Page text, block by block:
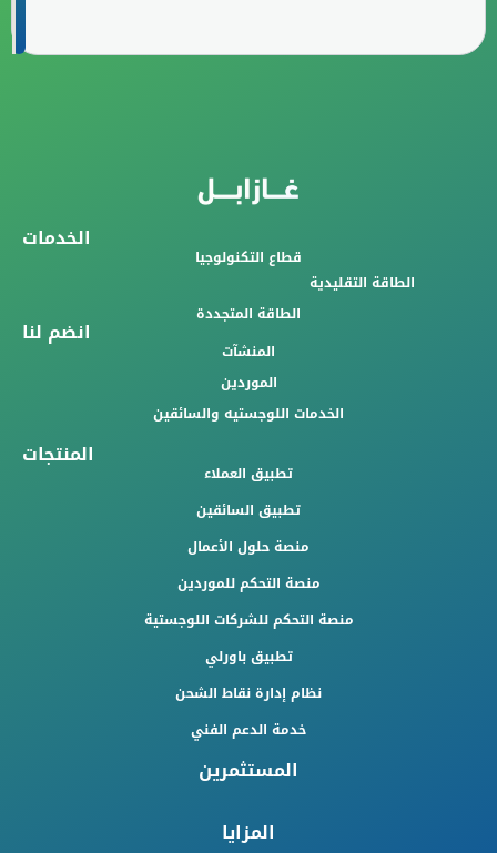
الخدمات
قطاع التكنولوجيا
الطاقة التقليدية
الطاقة المتجددة
انضم لنا
المنشآت
الموردين
الخدمات اللوجستيه والسائقين
المنتجات
تطبيق العملاء
تطبيق السائقين
منصة حلول الأعمال
منصة التحكم للموردين
منصة التحكم للشركات اللوجستية
تطبيق باورلي
نظام إدارة نقاط الشحن
خدمة الدعم الفني
المستثمرين
المزايا